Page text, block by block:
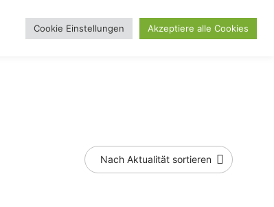
ToggleBlog Day Search
Cookie Einstellungen Akzeptiere alle Cookies